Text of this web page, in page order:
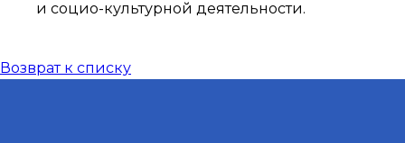
и социо-культурной деятельности.
Возврат к списку